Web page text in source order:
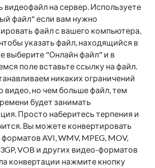
видеофайл на сервер. Используете
файл" если вам нужно
файл с вашего компьютера,
указать файл, находящийся в
выберите "Онлайн файл" и в
поле вставьте ссылку на файл.
никаких ограничений
видео, но чем больше файл, тем
будет занимать
Просто наберитесь терпения и
Вы можете конвертировать
AVI, WMV, MPEG, MOV,
3GP, VOB и других видео-форматов
конвертации нажмите кнопку